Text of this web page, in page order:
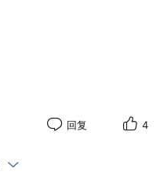
回复 4